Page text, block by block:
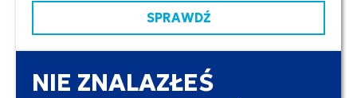
SPRAWDŹ
NIE ZNALAZŁEŚ